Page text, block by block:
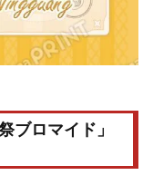
ブロマイド」